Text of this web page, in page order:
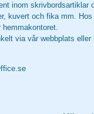
inom skrivbordsartiklar
kuvert och fika mm. Hos
via vår webbplats